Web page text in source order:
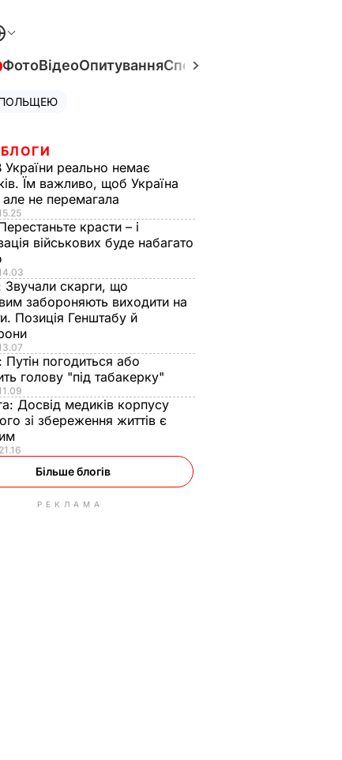
ФотоВідеоОпитуванняСпецпроєкти
України реально немає
Їм важливо, щоб Україна
не перемагала
красти – і
військових буде набагато
Звучали скарги, що
забороняють виходити на
Позиція Генштабу й
Путін погодиться або
голову "під табакерку"
Досвід медиків корпусу
зі збереження життів є
Більше блогів
РЕКЛАМА